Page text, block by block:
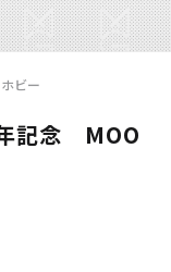
ビー
記念 MOO